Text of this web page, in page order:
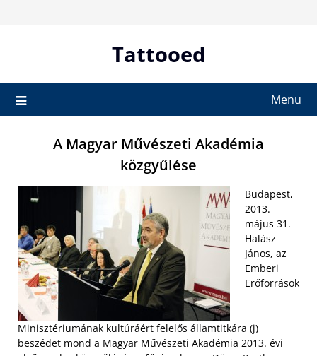
Tattooed
Menu
A Magyar Művészeti Akadémia
közgyűlése
Budapest,
2013.
május 31.
Halász
János, az
Emberi
Erőforrások
Minisztériumának kultúráért felelős államtitkára (j)
beszédet mond a Magyar Művészeti Akadémia 2013. évi